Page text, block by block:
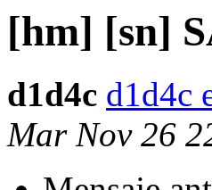
[hm] [sn]
d1d4c d1d4c
Mar Nov 26